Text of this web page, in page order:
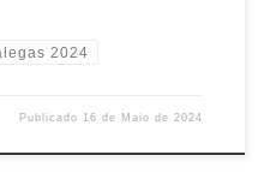
2024
Publicado 16 de Maio de 2024